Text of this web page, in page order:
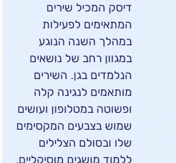
דיסק המכיל שירים
המתאימים לפעילות
במהלך השנה הנוגע
במגוון רחב של נושאים
הנלמדים בגן. השירים
מותאמים לנגינה קלה
ופשוטה במטלופון ועושים
שמוש בצבעים המקסימים
שלו ובסולם הצלילים
ללמוד מושגים מוסיקליים,